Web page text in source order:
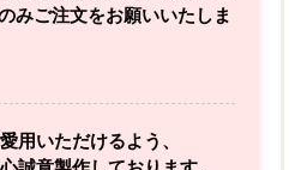
みご注文をお願いいたしま
用いただけるよう、